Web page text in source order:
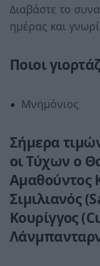
Διαβάστε το
ημέρας και
Ποιοι
Μνημόνιος
Σήμερα
οι Τύχων ο
Αμαθούντος
Σιμιλιανός
Κουρίγγος